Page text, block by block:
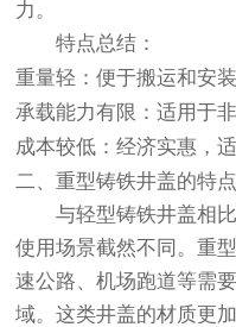
力。
特点总结 ：
重量轻 ：便于搬运和安装
承载能力有限 ：适用于
成本较低 ：经济实惠，
二、重型铸铁井盖的特点
与轻型铸铁井盖相
使用场景截然不同。重
速公路、机场跑道等需
域。这类井盖的材质更